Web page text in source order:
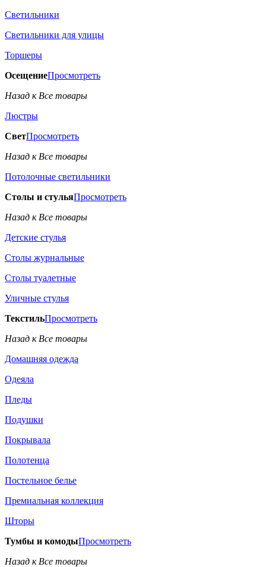
Светильники
Светильники для улицы
Торшеры
ОсещениеПросмотреть
Назад к Все товары
Люстры
СветПросмотреть
Назад к Все товары
Потолочные светильники
Столы и стульяПросмотреть
Назад к Все товары
Детские стулья
Столы журнальные
Столы туалетные
Уличные стулья
ТекстильПросмотреть
Назад к Все товары
Домашняя одежда
Одеяла
Пледы
Подушки
Покрывала
Полотенца
Постельное белье
Премиальная коллекция
Шторы
Тумбы и комодыПросмотреть
Назад к Все товары